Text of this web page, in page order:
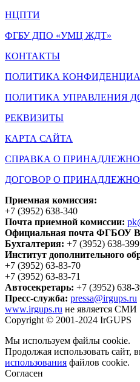
НЦПТИ
ФГБУ ДПО «УМЦ ЖДТ»
КОНТАКТЫ
ПОЛИТИКА
ПОЛИТИКА УПРАВЛЕНИЯ
РЕКВИЗИТЫ
КАРТА САЙТА
СПРАВКА О
ДОГОВОР О
Приемная комиссия:
+7 (3952) 638-340
Почта приемной комиссии:
Официальная почта ФГБОУ
Бухгалтерия: +7 (3952) 638-
Институт дополнительного
+7 (3952) 63-83-70
+7 (3952) 63-83-71
Автосекретарь: +7 (3952) 638-
Пресс-служба: pressa@irgups.ru
www.irgups.ru не является СМИ
Copyright © 2001-2024 IrGUPS
Мы используем файлы cookie.
Продолжая использовать сайт,
использования файлов cookie.
Согласен